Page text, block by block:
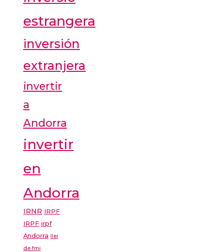
estrangera
inversión
extranjera
invertir
a
Andorra
invertir
en
Andorra
IRNR IRPF
IRPF irpf
Andorra llei
de fmi